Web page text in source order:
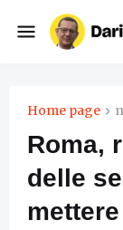
Home page
Roma,
delle